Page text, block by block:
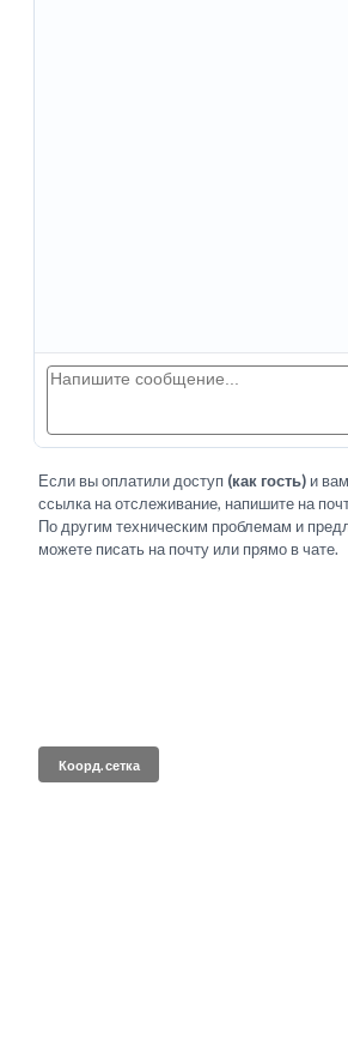
Если вы оплатили доступ (как гость) и
ссылка на отслеживание, напишите на
По другим техническим проблемам и
можете писать на почту или прямо в чате.
Коорд. сетка